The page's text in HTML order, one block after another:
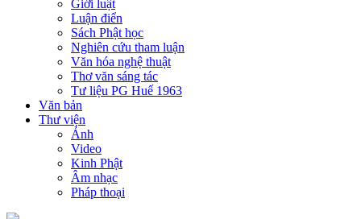
Giới luật
Luận điển
Sách Phật học
Nghiên cứu tham luận
Văn hóa nghệ thuật
Thơ văn sáng tác
Tư liệu PG Huế 1963
Văn bản
Thư viện
Ảnh
Video
Kinh Phật
Âm nhạc
Pháp thoại